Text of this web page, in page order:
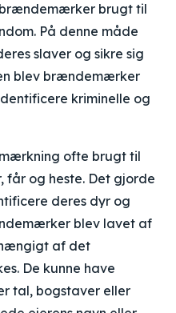
brugt til
På denne måde
slaver og sikre sig
blev brændemærker
kriminelle og
ofte brugt til
får og heste. Det gjorde
deres dyr og
blev lavet af
af det
De kunne have
tal, bogstaver eller